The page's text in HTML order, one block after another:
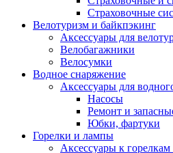
Страховочные
Велотуризм и байкпэкинг
Аксессуары для
Велобагажники
Велосумки
Водное снаряжение
Аксессуары для
Насосы
Ремонт и
Юбки, фартуки
Горелки и лампы
Аксессуары к